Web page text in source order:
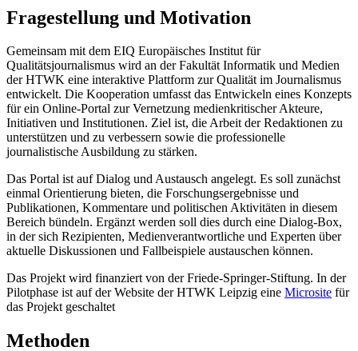
Fragestellung und Motivation
Gemeinsam mit dem EIQ Europäisches Institut für
Qualitätsjournalismus wird an der Fakultät Informatik und Medien
der HTWK eine interaktive Plattform zur Qualität im Journalismus
entwickelt. Die Kooperation umfasst das Entwickeln eines Konzepts
für ein Online-Portal zur Vernetzung medienkritischer Akteure,
Initiativen und Institutionen. Ziel ist, die Arbeit der Redaktionen zu
unterstützen und zu verbessern sowie die professionelle
journalistische Ausbildung zu stärken.
Das Portal ist auf Dialog und Austausch angelegt. Es soll zunächst
einmal Orientierung bieten, die Forschungsergebnisse und
Publikationen, Kommentare und politischen Aktivitäten in diesem
Bereich bündeln. Ergänzt werden soll dies durch eine Dialog-Box,
in der sich Rezipienten, Medienverantwortliche und Experten über
aktuelle Diskussionen und Fallbeispiele austauschen können.
Das Projekt wird finanziert von der Friede-Springer-Stiftung. In der
Pilotphase ist auf der Website der HTWK Leipzig eine Microsite für
das Projekt geschaltet
Methoden